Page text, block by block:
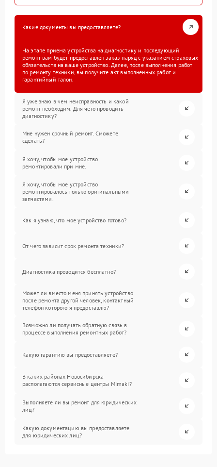
Какие документы вы предоставляете?
На этапе приема устройства на диагностику и последующий
ремонт вам будет предоставлен заказ-наряд с указанием страховых
обязательств на ваше устройство. Далее, после выполнения работ
по ремонту техники, вы получите акт выполненных работ и
гарантийный талон.
Я уже знаю в чем неисправность и какой
ремонт необходим. Для чего проводить
диагностику?
Мне нужен срочный ремонт. Сможете
сделать?
Я хочу, чтобы мое устройство
ремонтировали при мне.
Я хочу, чтобы мое устройство
ремонтировалось только оригинальными
запчастями.
Как я узнаю, что мое устройство готово?
От чего зависит срок ремонта техники?
Диагностика проводится бесплатно?
Может ли вместо меня принять устройство
после ремонта другой человек, контактный
телефон которого я предоставлю?
Возможно ли получать обратную связь в
процессе выполнения ремонтных работ?
Какую гарантию вы предоставляете?
В каких районах Новосибирска
располагаются сервисные центры Mimaki?
Выполняете ли вы ремонт для юридических
лиц?
Какую документацию вы предоставляете
для юридических лиц?